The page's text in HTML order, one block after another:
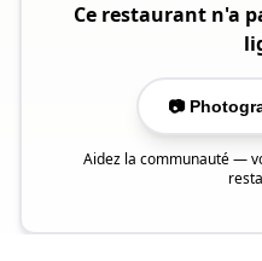
Ce restaurant n'a
📷
Aidez la communauté —